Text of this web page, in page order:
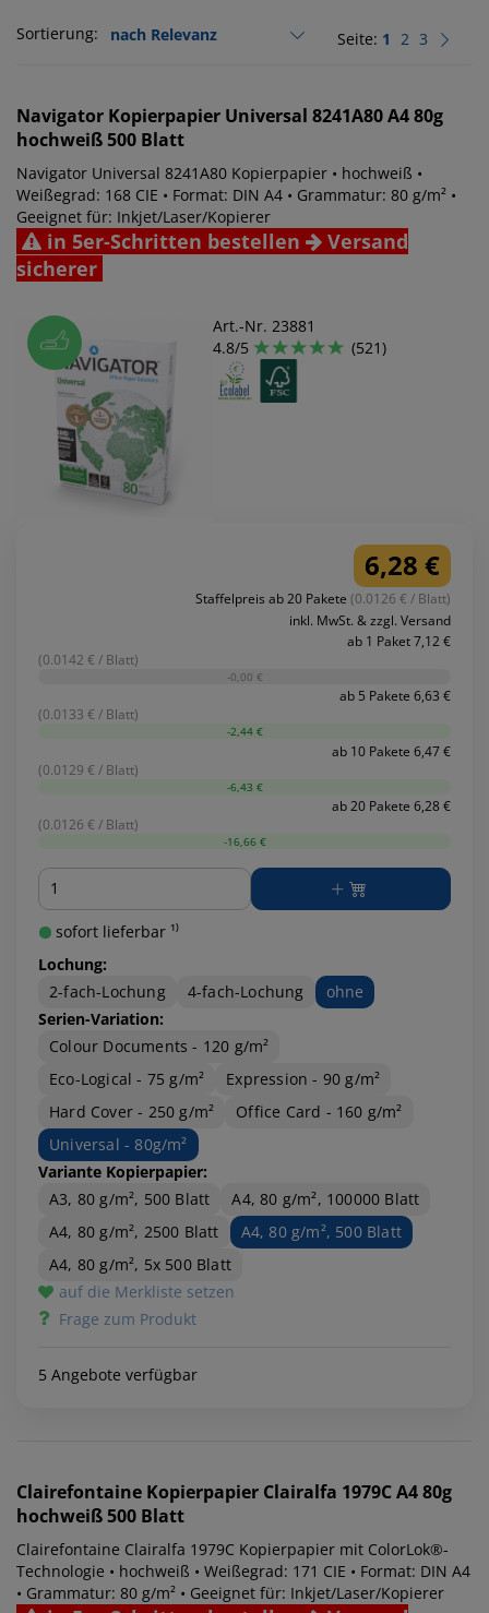
Sortierung: Seite: 1 2 3
Navigator Kopierpapier Universal 8241A80 A4 80g
hochweiß 500 Blatt
Navigator Universal 8241A80 Kopierpapier • hochweiß •
Weißegrad: 168 CIE • Format: DIN A4 • Grammatur: 80 g/m² •
Geeignet für: Inkjet/Laser/Kopierer
in 5er-Schritten bestellen
Versand
sicherer
Art.-Nr. 23881
4.8/5
(521)
6,28 €
Staffelpreis ab 20 Pakete (0.0126 € / Blatt)
inkl. MwSt. & zzgl. Versand
ab 1 Paket 7,12 €
(0.0142 € / Blatt)
-0,00 €
ab 5 Pakete 6,63 €
(0.0133 € / Blatt)
-2,44 €
ab 10 Pakete 6,47 €
(0.0129 € / Blatt)
-6,43 €
ab 20 Pakete 6,28 €
(0.0126 € / Blatt)
-16,66 €
Menge
sofort lieferbar ¹⁾
Lochung:
2-fach-Lochung
4-fach-Lochung
ohne
Serien-Variation:
Colour Documents - 120 g/m²
Eco-Logical - 75 g/m²
Expression - 90 g/m²
Hard Cover - 250 g/m²
Office Card - 160 g/m²
Universal - 80g/m²
Variante Kopierpapier:
A3, 80 g/m², 500 Blatt
A4, 80 g/m², 100000 Blatt
A4, 80 g/m², 2500 Blatt
A4, 80 g/m², 500 Blatt
A4, 80 g/m², 5x 500 Blatt
auf die Merkliste setzen
Frage zum Produkt
5 Angebote verfügbar
Clairefontaine Kopierpapier Clairalfa 1979C A4 80g
hochweiß 500 Blatt
Clairefontaine Clairalfa 1979C Kopierpapier mit ColorLok®-
Technologie • hochweiß • Weißegrad: 171 CIE • Format: DIN A4
• Grammatur: 80 g/m² • Geeignet für: Inkjet/Laser/Kopierer